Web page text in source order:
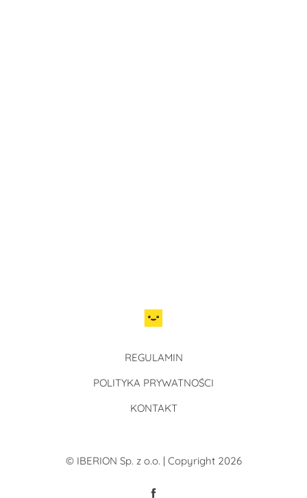
REGULAMIN
POLITYKA PRYWATNOŚCI
KONTAKT
© IBERION Sp. z o.o. | Copyright 2026